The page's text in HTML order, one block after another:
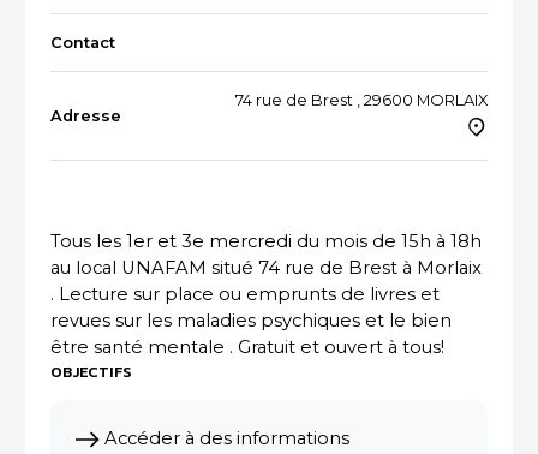
Contact
Adresse
74 rue de Brest , 29600 MORLAIX
Tous les 1er et 3e mercredi du mois de 15h à 18h
au local UNAFAM situé 74 rue de Brest à Morlaix
. Lecture sur place ou emprunts de livres et
revues sur les maladies psychiques et le bien
être santé mentale . Gratuit et ouvert à tous!
OBJECTIFS
Accéder à des informations